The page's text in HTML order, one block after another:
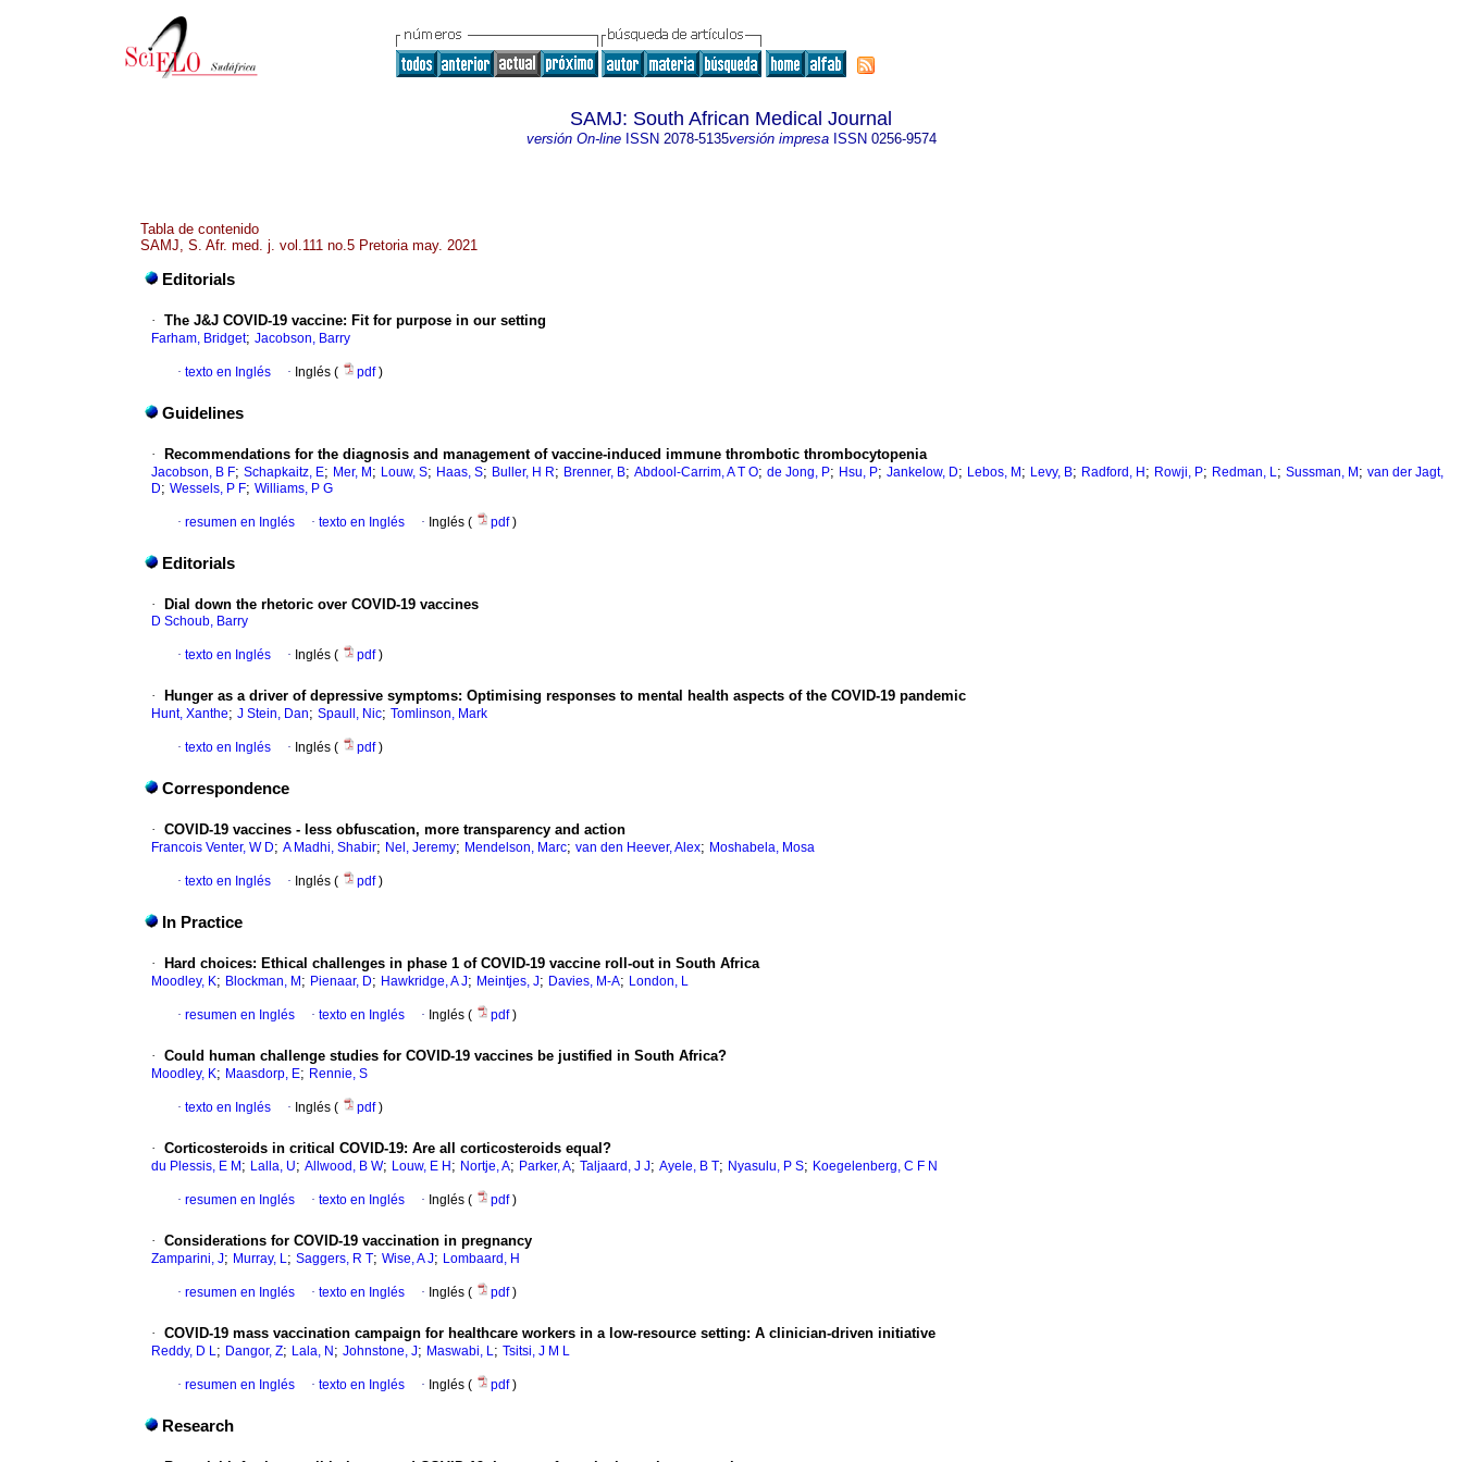
SAMJ: South African Medical Journal
versión On-lineISSN 2078-5135versión impresaISSN 0256-9574
Tabla de contenido
SAMJ, S. Afr. med. j. vol.111 no.5 Pretoria may. 2021
Editorials
· The J&J COVID-19 vaccine: Fit for purpose in our setting
Farham, Bridget; Jacobson, Barry
· texto en Inglés · Inglés ( pdf)
Guidelines
· Recommendations for the diagnosis and management of vaccine-induced immune thrombotic thrombocytopenia
Jacobson, B F; Schapkaitz, E; Mer, M ; Louw, S; Haas, S; Buller, H R; Brenner, B; Abdool-Carrim, A T O; de Jong, P; Hsu, P; Jankelow, D; Lebos, M ; Levy, B; Radford, H ; Rowji, P; Redman, L; Sussman, M ; van der Jagt,
D; Wessels, P F; Williams, P G
· resumen en Inglés · texto en Inglés · Inglés ( pdf)
Editorials
· Dial down the rhetoric over COVID-19 vaccines
D Schoub, Barry
· texto en Inglés · Inglés ( pdf)
· Hunger as a driver of depressive symptoms: Optimising responses to mental health aspects of the COVID-19 pandemic
Hunt, Xanthe; J Stein, Dan; Spaull, Nic; Tomlinson, Mark
· texto en Inglés · Inglés ( pdf)
Correspondence
· COVID-19 vaccines - less obfuscation, more transparency and action
Francois Venter, W D; A Madhi, Shabir; Nel, Jeremy; Mendelson, Marc; van den Heever, Alex; Moshabela, Mosa
· texto en Inglés · Inglés ( pdf)
In Practice
· Hard choices: Ethical challenges in phase 1 of COVID-19 vaccine roll-out in South Africa
Moodley, K; Blockman, M ; Pienaar, D; Hawkridge, A J; Meintjes, J; Davies, M-A; London, L
· resumen en Inglés · texto en Inglés · Inglés ( pdf)
· Could human challenge studies for COVID-19 vaccines be justified in South Africa?
Moodley, K; Maasdorp, E; Rennie, S
· texto en Inglés · Inglés ( pdf)
· Corticosteroids in critical COVID-19: Are all corticosteroids equal?
du Plessis, E M ; Lalla, U; Allwood, B W; Louw, E H ; Nortje, A; Parker, A; Taljaard, J J; Ayele, B T; Nyasulu, P S; Koegelenberg, C F N
· resumen en Inglés · texto en Inglés · Inglés ( pdf)
· Considerations for COVID-19 vaccination in pregnancy
Zamparini, J; Murray, L; Saggers, R T; Wise, A J; Lombaard, H
· resumen en Inglés · texto en Inglés · Inglés ( pdf)
· COVID-19 mass vaccination campaign for healthcare workers in a low-resource setting: A clinician-driven initiative
Reddy, D L; Dangor, Z; Lala, N ; Johnstone, J; Maswabi, L; Tsitsi, J M L
· resumen en Inglés · texto en Inglés · Inglés ( pdf)
Research